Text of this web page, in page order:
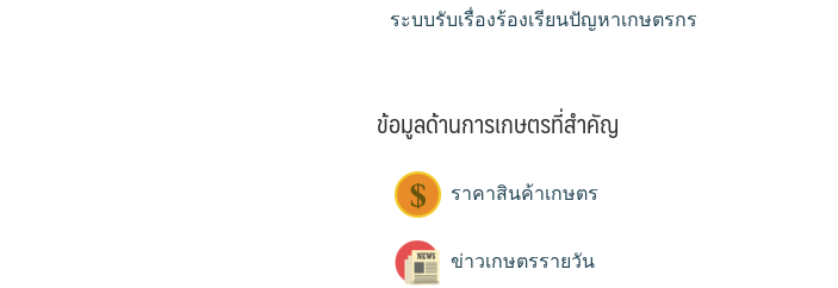
ระบบรับเรื่องร้องเรียนปัญหาเกษตรกร
ข้อมูลด้านการเกษตรที่สำคัญ
ราคาสินค้าเกษตร
ข่าวเกษตรรายวัน